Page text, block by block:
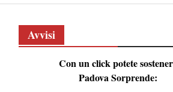
Avvisi
Con un click potete
Padova Sorprende: